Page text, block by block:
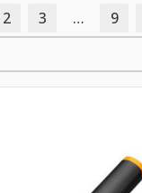
2 3 … 9